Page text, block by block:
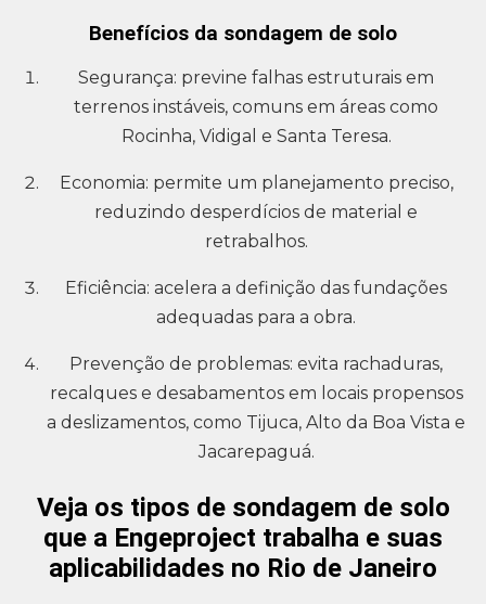
Benefícios da sondagem de solo
Segurança: previne falhas estruturais em
terrenos instáveis, comuns em áreas como
Rocinha, Vidigal e Santa Teresa.
Economia: permite um planejamento preciso,
reduzindo desperdícios de material e
retrabalhos.
Eficiência: acelera a definição das fundações
adequadas para a obra.
Prevenção de problemas: evita rachaduras,
recalques e desabamentos em locais propensos
a deslizamentos, como Tijuca, Alto da Boa Vista e
Jacarepaguá.
Veja os tipos de sondagem de solo
que a Engeproject trabalha e suas
aplicabilidades no Rio de Janeiro